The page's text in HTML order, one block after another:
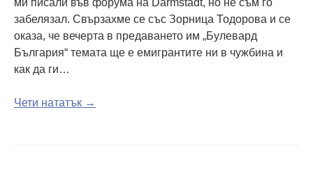
ми писали във форума на Darmstadt, но не съм го
забелязал. Свързахме се със Зорница Тодорова и се
оказа, че вечерта в предаването им „Булевард
България“ темата ще е емигрантите ни в чужбина и
как да ги…
Чети нататък →